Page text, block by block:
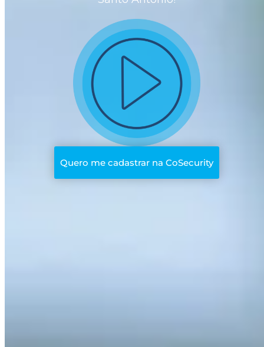
Quero me cadastrar na CoSecurity